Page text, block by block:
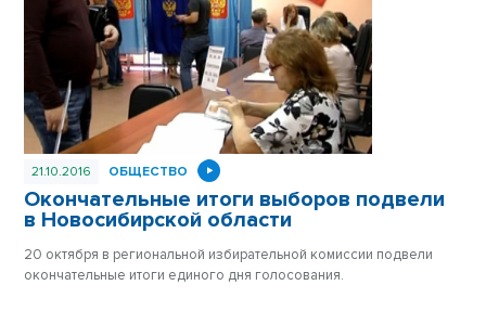
21.10.2016 ОБЩЕСТВО
Окончательные итоги выборов подвели
в Новосибирской области
20 октября в региональной избирательной комиссии подвели
окончательные итоги единого дня голосования.